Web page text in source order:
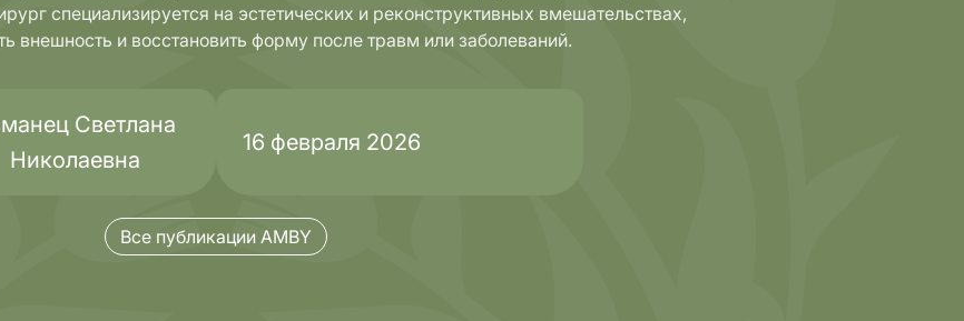
Комплексные
специализируется на эстетических и реконструктивных вмешательствах,
внешность и восстановить форму после травм или заболеваний.
Светлана
Николаевна
16 февраля 2026
Все публикации AMBY